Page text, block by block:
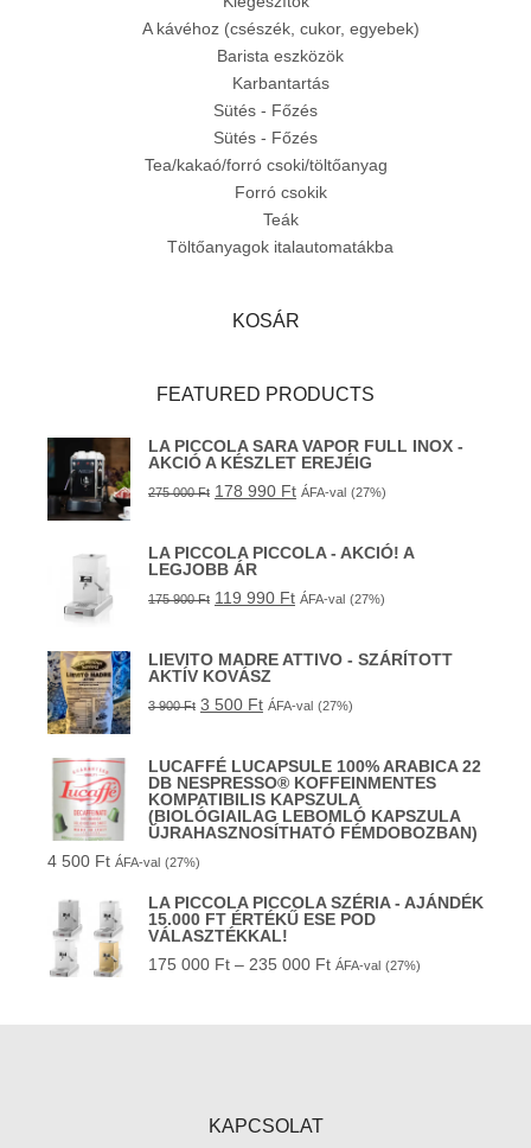
A kávéhoz (csészék, cukor, egyebek)
Barista eszközök
Karbantartás
Sütés - Főzés
Sütés - Főzés
Tea/kakaó/forró csoki/töltőanyag
Forró csokik
Teák
Töltőanyagok italautomatákba
KOSÁR
FEATURED PRODUCTS
LA PICCOLA SARA VAPOR FULL INOX -
AKCIÓ A KÉSZLET EREJÉIG
275 000Ft 178 990 Ft ÁFA-val (27%)
LA PICCOLA PICCOLA - AKCIÓ! A
LEGJOBB ÁR
175 900Ft 119 990 Ft ÁFA-val (27%)
LIEVITO MADRE ATTIVO - SZÁRÍTOTT
AKTÍV KOVÁSZ
3 900Ft 3 500 Ft ÁFA-val (27%)
LUCAFFÉ LUCAPSULE 100% ARABICA 22
DB NESPRESSO® KOFFEINMENTES
KOMPATIBILIS KAPSZULA
(BIOLÓGIAILAG LEBOMLÓ KAPSZULA
ÚJRAHASZNOSÍTHATÓ FÉMDOBOZBAN)
4 500 Ft ÁFA-val (27%)
LA PICCOLA PICCOLA SZÉRIA - AJÁNDÉK
15.000 FT ÉRTÉKŰ ESE POD
VÁLASZTÉKKAL!
175 000 Ft – 235 000 Ft ÁFA-val (27%)
KAPCSOLAT